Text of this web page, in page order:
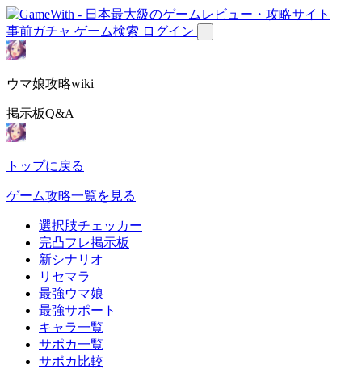
事前ガチャ ゲーム検索 ログイン
ウマ娘攻略wiki
掲示板Q&A
トップに戻る
ゲーム攻略一覧を見る
選択肢チェッカー
完凸フレ掲示板
新シナリオ
リセマラ
最強ウマ娘
最強サポート
キャラ一覧
サポカ一覧
サポカ比較